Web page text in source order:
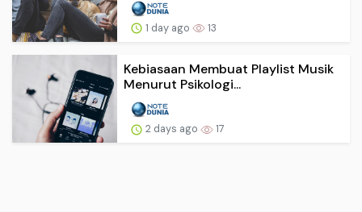
1 day ago 13
Kebiasaan Membuat Playlist Musik
Menurut Psikologi...
2 days ago 17